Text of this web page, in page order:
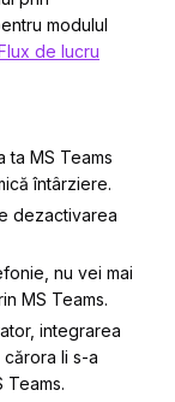
modulul
de lucru
MS Teams
întârziere.
dezactivarea
nu vei mai
MS Teams.
integrarea
li s-a
Teams.